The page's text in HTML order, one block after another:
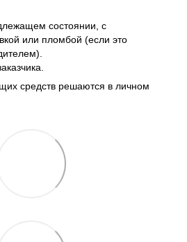
состоянии, с
или пломбой (если это
средств решаются в личном